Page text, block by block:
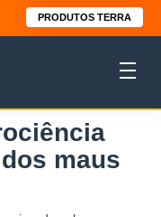
PRODUTOS TERRA
maus